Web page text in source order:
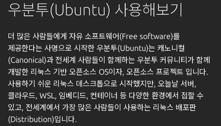
우분투(Ubuntu) 사용해보기
더 많은 사람들에게 자유 소프트웨어(Free software)를
제공한다는 사명으로 시작한 우분투(Ubuntu)는 캐노니컬
(Canonical)과 전세계 사람들이 함께하는 우분투 커뮤니티가 함께
개발한 리눅스 기반 오픈소스 OS이자, 오픈소스 프로젝트 입니다.
사용하기 쉬운 리눅스 데스크톱으로 시작했지만, 오늘날 서버,
클라우드, WSL, 임베디드, 컨테이너 등 다양한 환경에서 접할 수
있고, 전세계에서 가장 많은 사람들이 사용하는 리눅스 배포판
(Distribution)입니다.